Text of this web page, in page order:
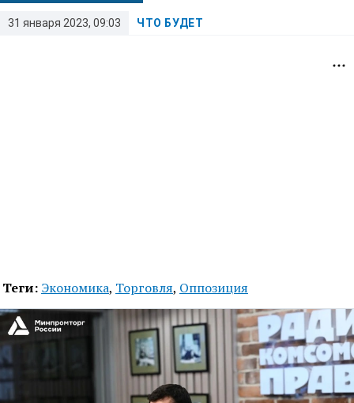
31 января 2023, 09:03 ЧТО БУДЕТ
Теги: Экономика, Торговля, Оппозиция